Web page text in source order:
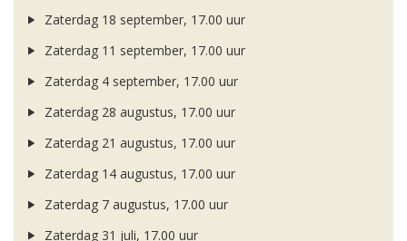
Zaterdag 18 september, 17.00 uur
Zaterdag 11 september, 17.00 uur
Zaterdag 4 september, 17.00 uur
Zaterdag 28 augustus, 17.00 uur
Zaterdag 21 augustus, 17.00 uur
Zaterdag 14 augustus, 17.00 uur
Zaterdag 7 augustus, 17.00 uur
Zaterdag 31 juli, 17.00 uur